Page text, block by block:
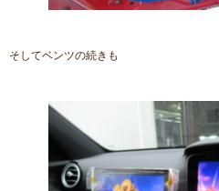
そしてベンツの続きも